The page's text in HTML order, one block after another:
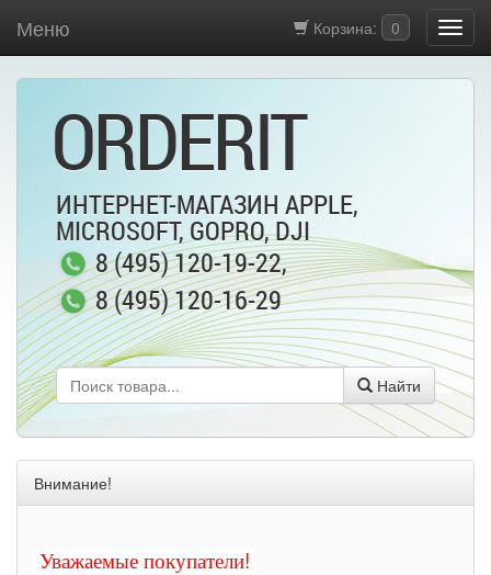
Корзина: 0
Меню
ORDERIT
ИНТЕРНЕТ-МАГАЗИН APPLE,
MICROSOFT, GOPRO, DJI
8 (495) 120-19-22,
8 (495) 120-16-29
Найти
Внимание!
Уважаемые покупатели!